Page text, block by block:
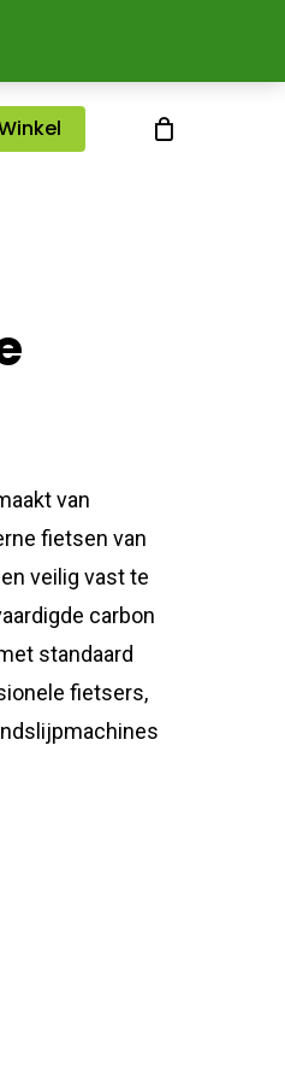
van
fietsen van
veilig vast te
carbon
standaard
fietsers,